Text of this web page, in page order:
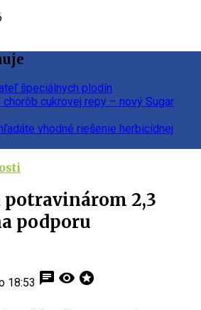
špeciálnych plodín
cukrovej repy – nový Sugar
vhodné riešenie herbicídnej
2,3
podporu
18:53 chat visibility stars